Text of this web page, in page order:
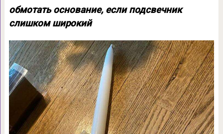
обмотать основание, если подсвечник
слишком широкий